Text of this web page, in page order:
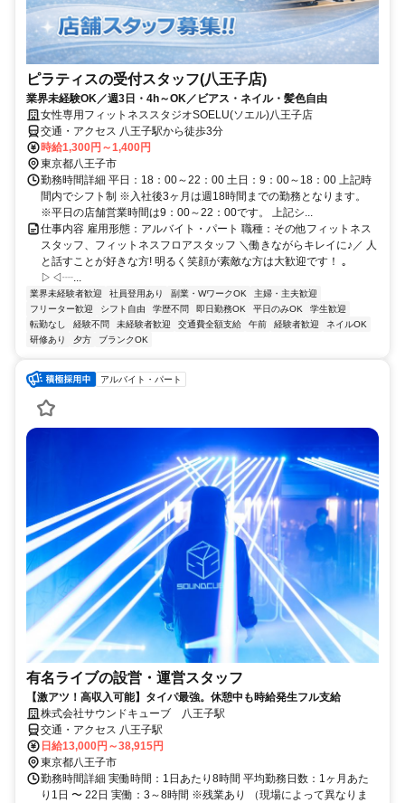
ピラティスの受付スタッフ(八王子店)
業界未経験OK／週3日・4h～OK／ビアス・ネイル・髪色自由
女性専用フィットネススタジオSOELU(ソエル)八王子店
交通・アクセス 八王子駅から徒歩3分
時給1,300円～1,400円
東京都八王子市
勤務時間詳細 平日：18：00～22：00 土日：9：00～18：00 上記時
間内でシフト制 ※入社後3ヶ月は週18時間までの勤務となります。
※平日の店舗営業時間は9：00～22：00です。 上記シ...
仕事内容 雇用形態：アルバイト・パート 職種：その他フィットネス
スタッフ、フィットネスフロアスタッフ ＼働きながらキレイに♪／ 人
と話すことが好きな方! 明るく笑顔が素敵な方は大歓迎です！ ｡
▷◁┈...
業界未経験者歓迎 社員登用あり 副業・WワークOK
主婦・主夫歓迎
フリーター歓迎
シフト自由 学歴不問 即日勤務OK 平日のみOK
学生歓迎
転勤なし
経験不問 未経験者歓迎 交通費全額支給 午前 経験者歓迎
ネイルOK
研修あり
夕方 ブランクOK
アルバイト・パート
有名ライブの設営・運営スタッフ
【激アツ！高収入可能】タイパ最強。休憩中も時給発生フル支給
株式会社サウンドキューブ 八王子駅
交通・アクセス 八王子駅
日給13,000円～38,915円
東京都八王子市
勤務時間詳細 実働時間：1日あたり8時間 平均勤務日数：1ヶ月あた
り1日 〜 22日 実働：3～8時間 ※残業あり （現場によって異なりま